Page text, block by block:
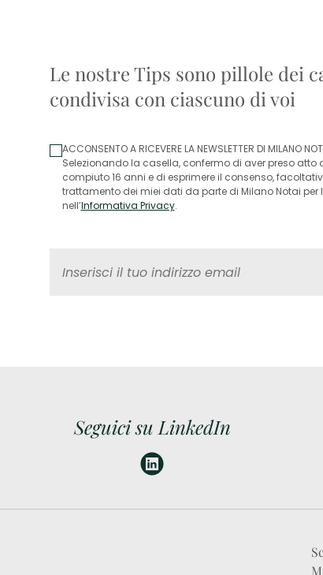
Le nostre Tips sono pillole dei
condivisa con ciascuno di voi
ACCONSENTO A RICEVERE LA NEWSLETTER DI MILANO
Selezionando la casella, confermo di aver preso atto
compiuto 16 anni e di esprimere il consenso,
trattamento dei miei dati da parte di Milano Notai per
nell’Informativa Privacy.
Seguici su LinkedIn